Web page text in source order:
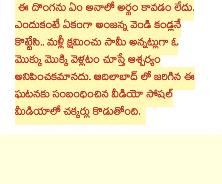
ఈ దొంగను ఏం అనాలో అర్థం కావడం లేదు.
ఎందుకంటే ఏకంగా అంజన్న వెండి కండ్లనే
కొట్టేసి.. మళ్లీ క్షమించు సామీ అన్నట్లుగా ఓ
మొక్కు మొక్కి వెళ్లటం చూస్తే ఆశ్చర్యం
అనిపించకమానదు. ఆదిలాబాద్ లో జరిగిన ఈ
ఘటనకు సంబంధించిన వీడియో సోషల్
మీడియాలో చక్కర్లు కొడుతోంది.